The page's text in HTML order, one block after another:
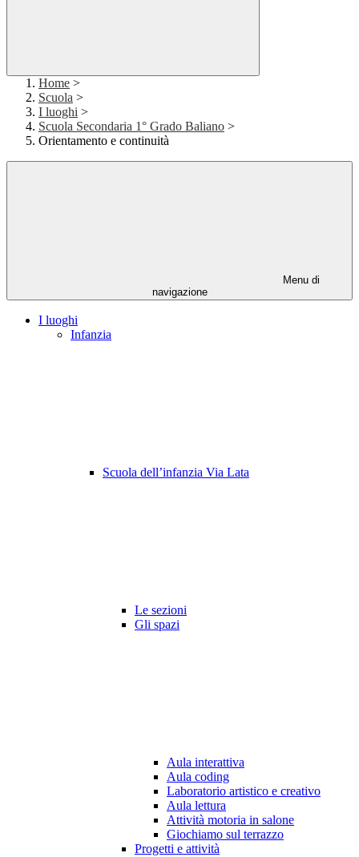
Home >
Scuola >
I luoghi >
Scuola Secondaria 1° Grado Baliano >
Orientamento e continuità
Menu di
navigazione
I luoghi
Infanzia
Scuola dell’infanzia Via Lata
Le sezioni
Gli spazi
Aula interattiva
Aula coding
Laboratorio artistico e creativo
Aula lettura
Attività motoria in salone
Giochiamo sul terrazzo
Progetti e attività